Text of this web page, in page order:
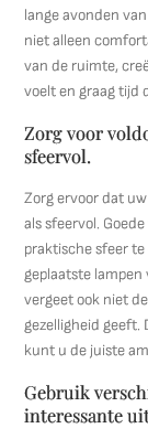
lange avonden
niet alleen
van de ruimte,
voelt en graag tijd
Zorg voor
sfeervol.
Zorg ervoor dat
als sfeervol.
praktische sfeer
geplaatste
vergeet ook niet
gezelligheid
kunt u de juiste
Gebruik
interessante